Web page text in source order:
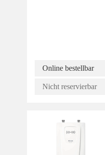
Online bestellbar
Nicht reservierbar